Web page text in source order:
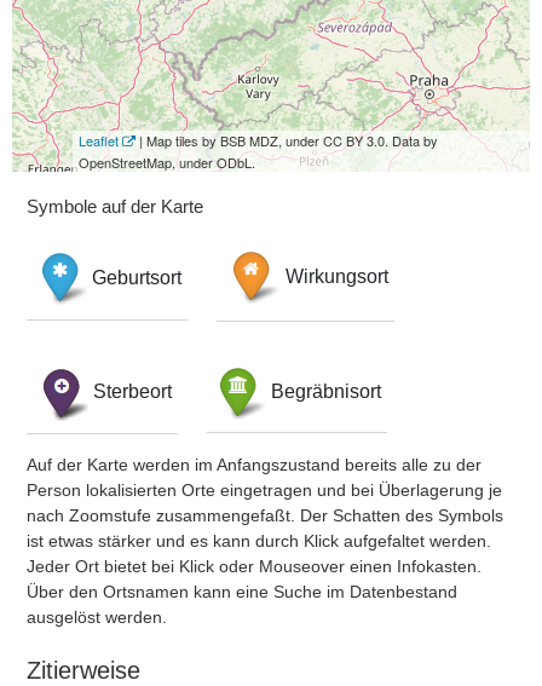
Leaflet
| Map tiles by BSB MDZ, under CC BY 3.0. Data by
OpenStreetMap, under ODbL.
Symbole auf der Karte
Geburtsort Wirkungsort
Sterbeort Begräbnisort
Auf der Karte werden im Anfangszustand bereits alle zu der
Person lokalisierten Orte eingetragen und bei Überlagerung je
nach Zoomstufe zusammengefaßt. Der Schatten des Symbols
ist etwas stärker und es kann durch Klick aufgefaltet werden.
Jeder Ort bietet bei Klick oder Mouseover einen Infokasten.
Über den Ortsnamen kann eine Suche im Datenbestand
ausgelöst werden.
Zitierweise